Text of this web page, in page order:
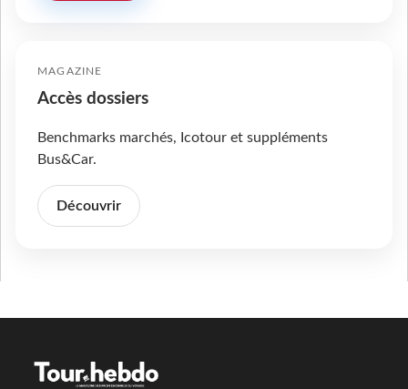
MAGAZINE
Accès dossiers
Benchmarks marchés, Icotour et suppléments
Bus&Car.
Découvrir